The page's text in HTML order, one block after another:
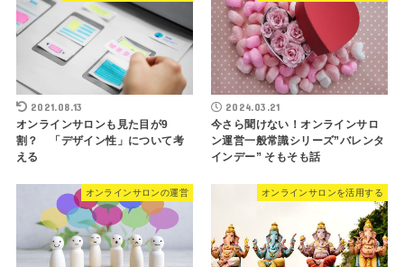
2021.08.13
オンラインサロンも見た目が9
割？ 「デザイン性」について考
える
2024.03.21
今さら聞けない！オンラインサロ
ン運営一般常識シリーズ”バレンタ
インデー” そもそも話
オンラインサロンの運営 オンラインサロンを活用する